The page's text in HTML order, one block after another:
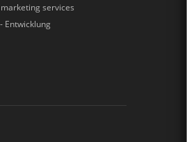
services
Entwicklung